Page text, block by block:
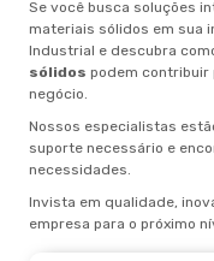
Se você busca soluções
materiais sólidos em sua
Industrial e descubra
sólidos podem contribuir
negócio.
Nossos especialistas
suporte necessário e
necessidades.
Invista em qualidade,
empresa para o próximo